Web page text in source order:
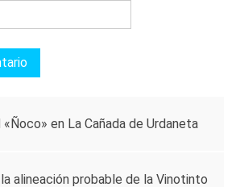
«Ñoco» en La Cañada de Urdaneta
alineación probable de la Vinotinto